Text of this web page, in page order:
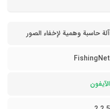
آلة حاسبة وهمية لإخفاء الصور
FishingNet
الآيفون